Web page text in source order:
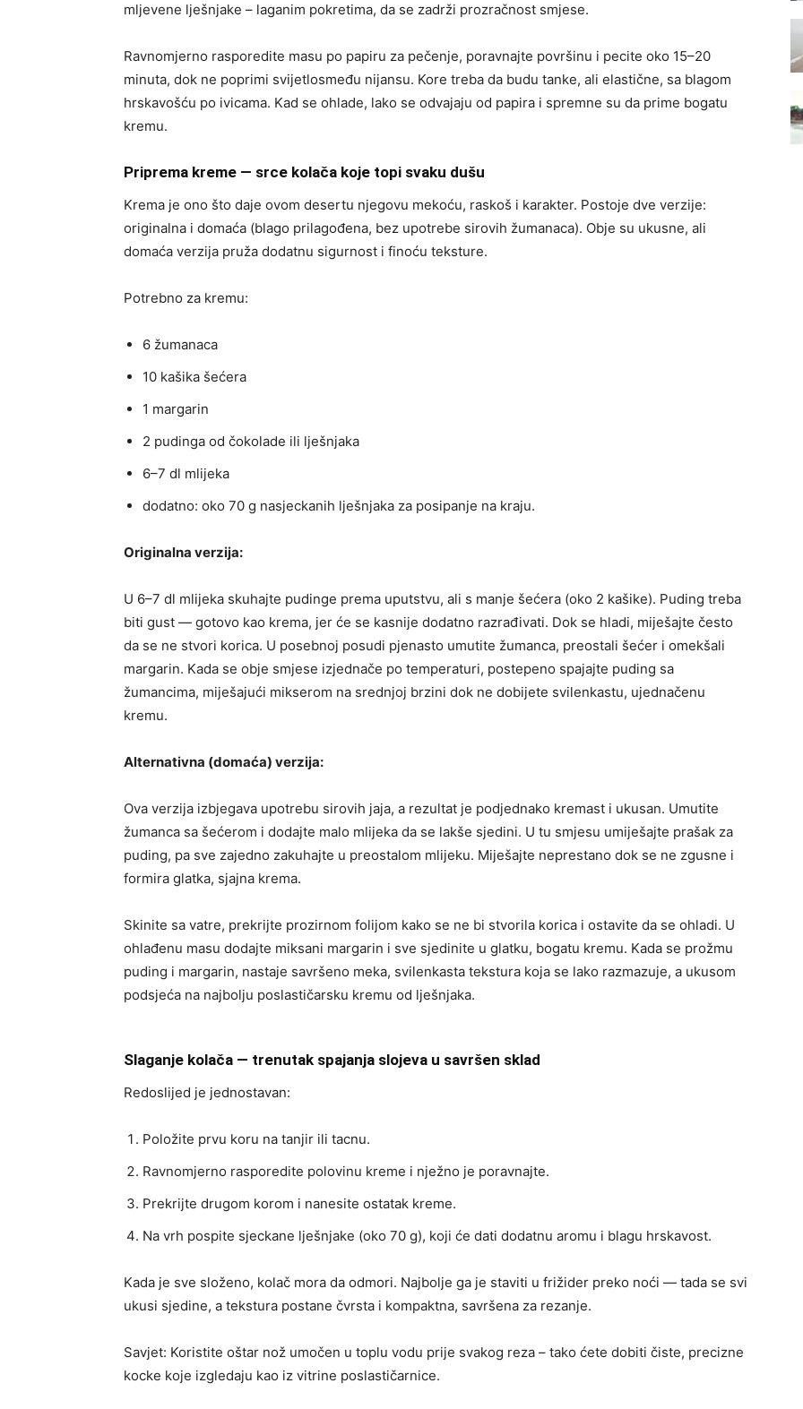
mljevene lješnjake – laganim pokretima, da se zadrži prozračnost smjese.
Ravnomjerno rasporedite masu po papiru za pečenje, poravnajte površinu i pecite oko 15–20
minuta, dok ne poprimi svijetlosmeđu nijansu. Kore treba da budu tanke, ali elastične, sa blagom
hrskavošću po ivicama. Kad se ohlade, lako se odvajaju od papira i spremne su da prime bogatu
kremu.
Priprema kreme — srce kolača koje topi svaku dušu
Krema je ono što daje ovom desertu njegovu mekoću, raskoš i karakter. Postoje dve verzije:
originalna i domaća (blago prilagođena, bez upotrebe sirovih žumanaca). Obje su ukusne, ali
domaća verzija pruža dodatnu sigurnost i finoću teksture.
Potrebno za kremu:
6 žumanaca
10 kašika šećera
1 margarin
2 pudinga od čokolade ili lješnjaka
6–7 dl mlijeka
dodatno: oko 70 g nasjeckanih lješnjaka za posipanje na kraju.
Originalna verzija:
U 6–7 dl mlijeka skuhajte pudinge prema uputstvu, ali s manje šećera (oko 2 kašike). Puding treba
biti gust — gotovo kao krema, jer će se kasnije dodatno razrađivati. Dok se hladi, miješajte često
da se ne stvori korica. U posebnoj posudi pjenasto umutite žumanca, preostali šećer i omekšali
margarin. Kada se obje smjese izjednače po temperaturi, postepeno spajajte puding sa
žumancima, miješajući mikserom na srednjoj brzini dok ne dobijete svilenkastu, ujednačenu
kremu.
Alternativna (domaća) verzija:
Ova verzija izbjegava upotrebu sirovih jaja, a rezultat je podjednako kremast i ukusan. Umutite
žumanca sa šećerom i dodajte malo mlijeka da se lakše sjedini. U tu smjesu umiješajte prašak za
puding, pa sve zajedno zakuhajte u preostalom mlijeku. Miješajte neprestano dok se ne zgusne i
formira glatka, sjajna krema.
Skinite sa vatre, prekrijte prozirnom folijom kako se ne bi stvorila korica i ostavite da se ohladi. U
ohlađenu masu dodajte miksani margarin i sve sjedinite u glatku, bogatu kremu. Kada se prožmu
puding i margarin, nastaje savršeno meka, svilenkasta tekstura koja se lako razmazuje, a ukusom
podsjeća na najbolju poslastičarsku kremu od lješnjaka.
Slaganje kolača — trenutak spajanja slojeva u savršen sklad
Redoslijed je jednostavan:
Položite prvu koru na tanjir ili tacnu.
Ravnomjerno rasporedite polovinu kreme i nježno je poravnajte.
Prekrijte drugom korom i nanesite ostatak kreme.
Na vrh pospite sjeckane lješnjake (oko 70 g), koji će dati dodatnu aromu i blagu hrskavost.
Kada je sve složeno, kolač mora da odmori. Najbolje ga je staviti u frižider preko noći — tada se svi
ukusi sjedine, a tekstura postane čvrsta i kompaktna, savršena za rezanje.
Savjet: Koristite oštar nož umočen u toplu vodu prije svakog reza – tako ćete dobiti čiste, precizne
kocke koje izgledaju kao iz vitrine poslastičarnice.